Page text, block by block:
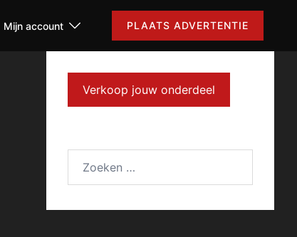
Mijn account PLAATS ADVERTENTIE
Verkoop jouw onderdeel